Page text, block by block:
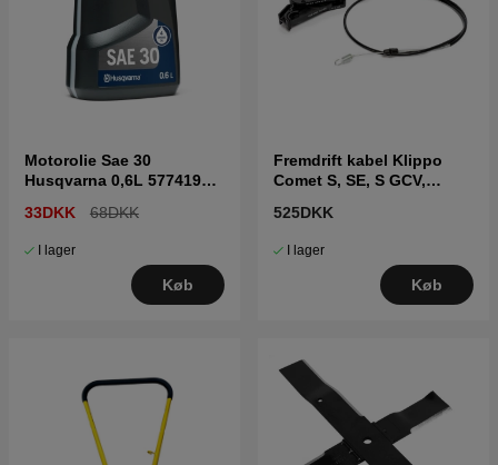
Motorolie Sae 30
Husqvarna 0,6L 5774192-
33DKK 68DKK
I lager
Køb
Fremdrift kabel Klippo
Comet S, SE, S GCV,
525DKK
I lager
Køb